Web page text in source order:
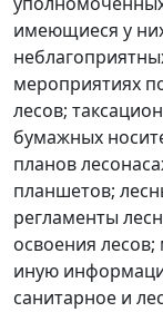
имеющиеся у
мероприятиях
лесов;
бумажных
планов
планшетов;
регламенты
освоения
иную
санитарное и